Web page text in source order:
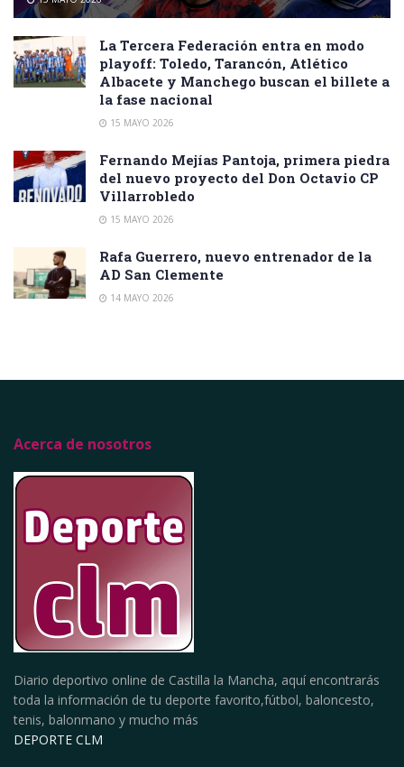
La Tercera Federación entra en modo
playoff: Toledo, Tarancón, Atlético
Albacete y Manchego buscan el billete a
la fase nacional
15 MAYO 2026
Fernando Mejías Pantoja, primera piedra
del nuevo proyecto del Don Octavio CP
Villarrobledo
15 MAYO 2026
Rafa Guerrero, nuevo entrenador de la
AD San Clemente
14 MAYO 2026
Acerca de nosotros
Diario deportivo online de Castilla la Mancha, aquí encontrarás
toda la información de tu deporte favorito,fútbol, baloncesto,
tenis, balonmano y mucho más
DEPORTE CLM